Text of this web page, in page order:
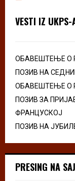
VESTI IZ UKPS-
ОБАВЕШТЕЊЕ О
ПОЗИВ НА
ОБАВЕШТЕЊЕ О
ПОЗИВ ЗА
ФРАНЦУСКОЈ
ПОЗИВ НА
PRESING NA